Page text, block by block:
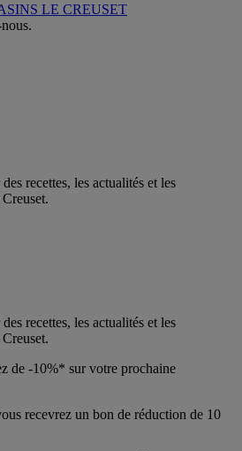
LE CREUSET
recettes, les actualités et les
recettes, les actualités et les
de -10%* sur votre prochaine
recevrez un bon de réduction de 10